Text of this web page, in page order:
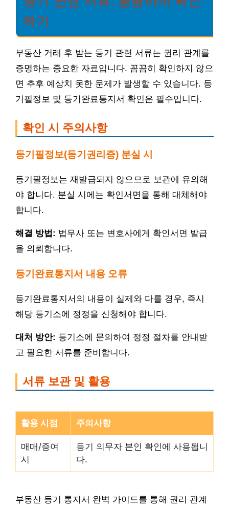
하기
부동산 거래 후 받는 등기 관련 서류는 권리 관계를
증명하는 중요한 자료입니다. 꼼꼼히 확인하지 않으
면 추후 예상치 못한 문제가 발생할 수 있습니다. 등
기필정보 및 등기완료통지서 확인은 필수입니다.
확인 시 주의사항
등기필정보(등기권리증) 분실 시
등기필정보는 재발급되지 않으므로 보관에 유의해
야 합니다. 분실 시에는 확인서면을 통해 대체해야
합니다.
해결 방법: 법무사 또는 변호사에게 확인서면 발급
을 의뢰합니다.
등기완료통지서 내용 오류
등기완료통지서의 내용이 실제와 다를 경우, 즉시
해당 등기소에 정정을 신청해야 합니다.
대처 방안: 등기소에 문의하여 정정 절차를 안내받
고 필요한 서류를 준비합니다.
서류 보관 및 활용
활용 시점 주의사항
매매/증여
시
등기 의무자 본인 확인에 사용됩니
다.
부동산 등기 통지서 완벽 가이드를 통해 권리 관계